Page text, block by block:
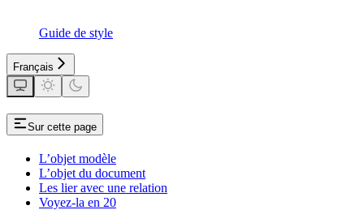
Guide de style
Français
Sur cette page
L’objet modèle
L’objet du document
Les lier avec une relation
Voyez-la en 20